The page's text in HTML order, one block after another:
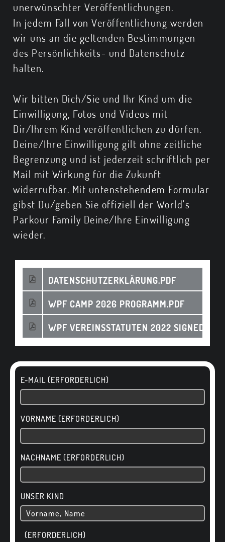
unerwünschter Veröffentlichungen.
In jedem Fall von Veröffentlichung werden
wir uns an die geltenden Bestimmungen
des Persönlichkeits- und Datenschutz
halten.
Wir bitten Dich/Sie und Ihr Kind um die
Einwilligung, Fotos und Videos mit
Dir/Ihrem Kind veröffentlichen zu dürfen.
Deine/Ihre Einwilligung gilt ohne zeitliche
Begrenzung und ist jederzeit schriftlich per
Mail mit Wirkung für die Zukunft
widerrufbar. Mit untenstehendem Formular
gibst Du/geben Sie offiziell der World's
Parkour Family Deine/Ihre Einwilligung
wieder.
DATENSCHUTZERKLÄRUNG.PDF
WPF CAMP 2026 PROGRAMM.PDF
WPF VEREINSSTATUTEN 2022 SIGNED.PDF
E-MAIL (ERFORDERLICH)
VORNAME (ERFORDERLICH)
NACHNAME (ERFORDERLICH)
UNSER KIND
(ERFORDERLICH)